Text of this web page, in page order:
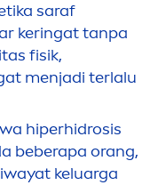
saraf
keringat tanpa
fisik,
menjadi terlalu
hiperhidrosis
beberapa orang,
keluarga